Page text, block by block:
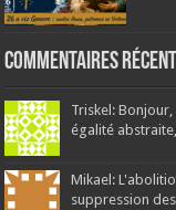
Commentaires
Triskel:
égalité
Mikael:
suppression